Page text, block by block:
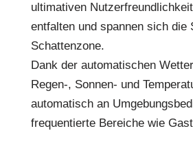
ultimativen
entfalten und spannen sich die
Schattenzone.
Dank der automatischen
Regen-, Sonnen- und
automatisch an
frequentierte Bereiche wie